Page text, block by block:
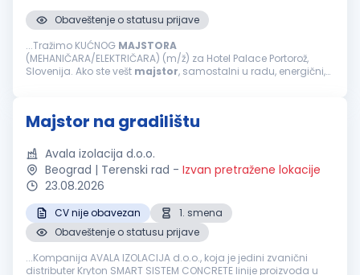
Obaveštenje o statusu prijave
...Tražimo KUĆNOG MAJSTORA
(MEHANIČARA/ELEKTRIČARA) (m/ž) za Hotel Palace Portorož,
Slovenija. Ako ste vešt majstor, samostalni u radu, energični,
Majstor na gradilištu
Avala izolacija d.o.o.
Beograd | Terenski rad - Izvan pretražene lokacije
23.08.2026
CV nije obavezan
1. smena
Obaveštenje o statusu prijave
...Kompanija AVALA IZOLACIJA d.o.o., koja je jedini zvanični
distributer Kryton SMART SISTEM CONCRETE linije proizvoda u